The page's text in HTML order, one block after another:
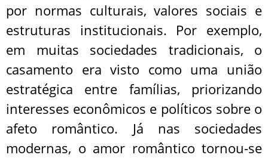
por normas culturais, valores sociais e
estruturas institucionais. Por exemplo,
em muitas sociedades tradicionais, o
casamento era visto como uma união
estratégica entre famílias, priorizando
interesses econômicos e políticos sobre o
afeto romântico. Já nas sociedades
modernas, o amor romântico tornou-se